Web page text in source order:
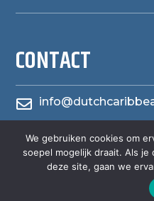
CONTACT


We gebruiken cookies om
soepel mogelijk draait. Als
deze site, gaan we